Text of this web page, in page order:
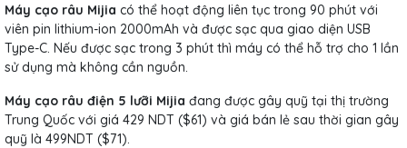
Máy cạo râu Mijia có thể hoạt động liên tục trong 90 phút với
viên pin lithium-ion 2000mAh và được sạc qua giao diện USB
Type-C. Nếu được sạc trong 3 phút thì máy có thể hỗ trợ cho 1 lần
sử dụng mà không cần nguồn.
Máy cạo râu điện 5 lưỡi Mijia đang được gây quỹ tại thị trường
Trung Quốc với giá 429 NDT ($61) và giá bán lẻ sau thời gian gây
quỹ là 499NDT ($71).